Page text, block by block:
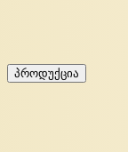
პროდუქცია